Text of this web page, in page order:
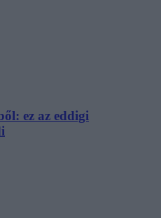
ez az eddigi